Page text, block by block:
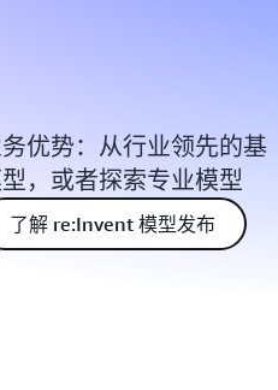
优势：从行业领先的基
，或者探索专业模型
了解 re:Invent 模型发布